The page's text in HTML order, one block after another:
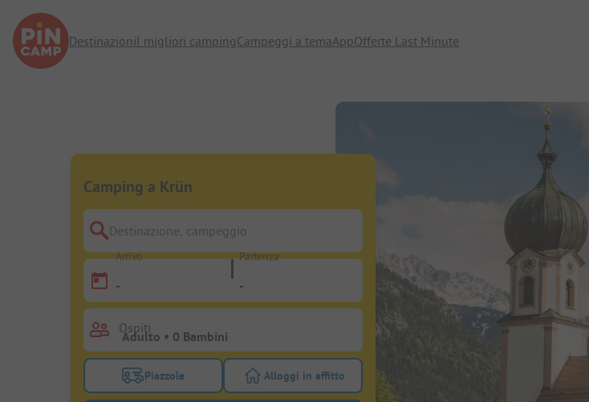
DestinazioniI migliori campingCampeggi a temaAppOfferte Last Minute
Camping a Krün
Destinazione, campeggio
Arrivo
-
Partenza
-
Ospiti
Attivare il filtro piazzole per cercare piazzole
Piazzole Attivare il filtro alloggi-in-affitto per cercare alloggi-in-affitto
Alloggi in affitto